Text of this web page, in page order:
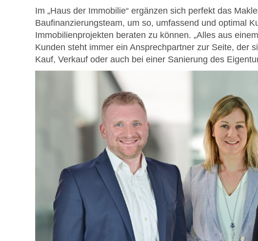
Im „Haus der Immobilie“ ergänzen sich perfekt das
Baufinanzierungsteam, um so, umfassend und optimal
Immobilienprojekten beraten zu können. „Alles aus
Kunden steht immer ein Ansprechpartner zur Seite, der
Kauf, Verkauf oder auch bei einer Sanierung des